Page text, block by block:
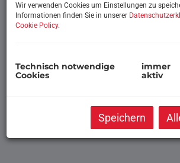
MOBILHEIME SIND VOLL IM
PROVISIONSFREI
Wir verwenden Cookies um Einstellungen zu
Informationen finden Sie in unserer
Cookie Policy.
Technisch notwendige
Cookies
immer
aktiv
Speichern